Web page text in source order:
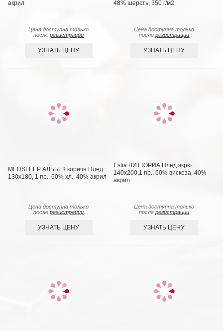
акрил
Цена доступна только
послерегистрации
УЗНАТЬ ЦЕНУ
48% шерсть, 350 г/м2
Цена доступна только
послерегистрации
УЗНАТЬ ЦЕНУ
MEDSLEEP АЛЬБЕК коричн Плед
130x180, 1 пр., 60% хл., 40% акрил
Цена доступна только
послерегистрации
УЗНАТЬ ЦЕНУ
Estia ВИТТОРИА Плед экрю
140х200,1 пр., 60% вискоза, 40%
акрил
Цена доступна только
послерегистрации
УЗНАТЬ ЦЕНУ